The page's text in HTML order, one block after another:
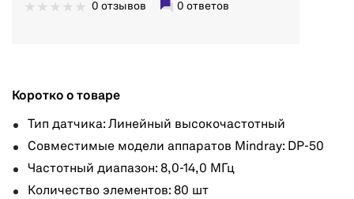
0 отзывов 0 ответов
Коротко о товаре
Тип датчика: Линейный высокочастотный
Совместимые модели аппаратов Mindray: DP-50
Частотный диапазон: 8,0-14,0 МГц
Количество элементов: 80 шт